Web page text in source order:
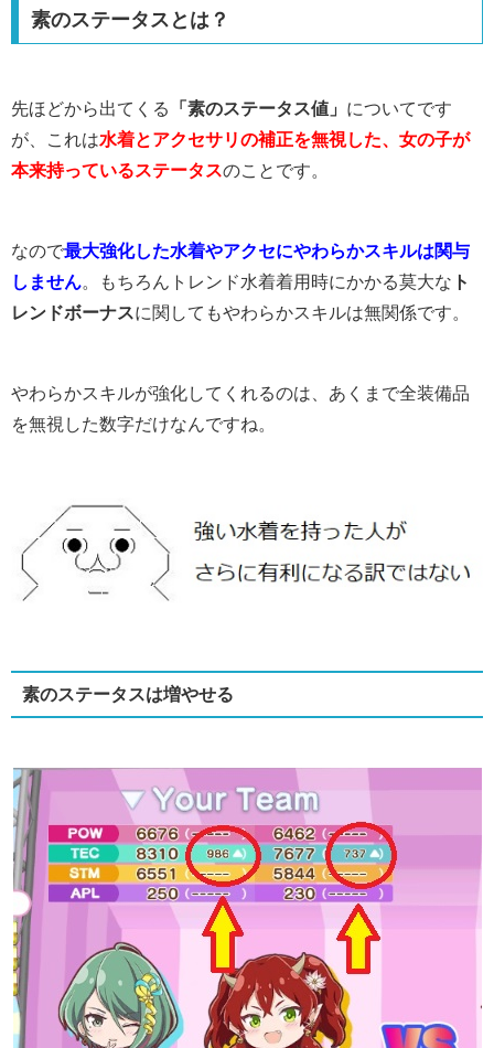
素のステータスとは？
先ほどから出てくる 「素のステータス値」 についてです
が、これは水着とアクセサリの補正を無視した、女の子が
本来持っているステータスのことです。
なので最大強化した水着やアクセにやわらかスキルは関与
しません。もちろんトレンド水着着用時にかかる莫大な ト
レンドボーナスに関してもやわらかスキルは無関係です。
やわらかスキルが強化してくれるのは、あくまで全装備品
を無視した数字だけなんですね。
素のステータスは増やせる